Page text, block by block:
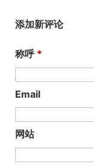
添加新评论
称呼
Email
网站